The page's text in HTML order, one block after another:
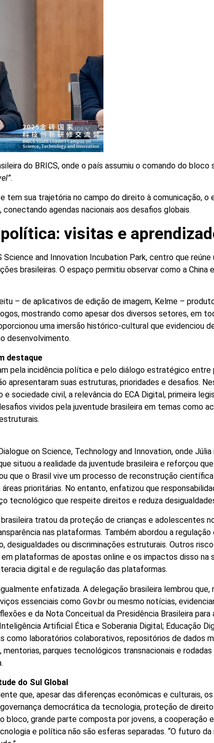
do BRICS, onde o país assumiu o comando do bloco
.
tem sua trajetória no campo do direito à comunicação,
agendas nacionais aos desafios globais.
visitas e
and Innovation Incubation Park, centro que
brasileiras. O espaço permitiu observar como a
– de aplicativos de edição de imagem, Kelme –
mostrando como apesar dos diversos setores, em
uma imersão histórico-cultural que evidenciou
desenvolvimento.
destaque
pela incidência política e pelo diálogo estratégico
apresentaram suas estruturas, prioridades e desafios.
e sociedade civil, a relevância do ECA Digital, primeira
vividos pela juventude brasileira em temas como
on Science, Technology and Innovation, onde
situou a realidade da juventude brasileira e reforçou
que o Brasil vive um processo de reconstrução
prioritárias. No entanto, enfatizou que
tecnológico que respeite direitos e reduza
tratou da proteção de crianças e adolescentes
nas plataformas. Também abordou a
desigualdades ou discriminações estruturais. Outros
plataformas de apostas online e os impactos disso na
digital e de regulação das plataformas.
enfatizada. A delegação brasileira lembrou que,
essenciais como Gov.br ou mesmo notícias,
e da Nota Conceitual da Presidência Brasileira
Artificial Ética e Soberania Digital; Educação
como laboratórios colaborativos, repositórios de dados
mentorias, parques tecnológicos transnacionais e
do Sul Global
que, apesar das diferenças econômicas e culturais,
democrática da tecnologia, proteção de
bloco, grande parte composta por jovens, a
e política não são esferas separadas. “O futuro